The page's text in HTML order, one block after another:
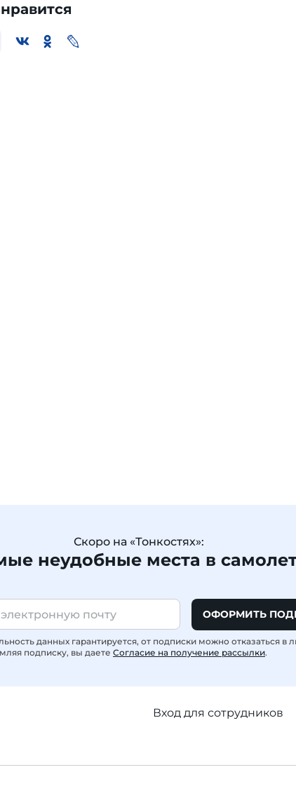
Скоро на «Тонкостях»:
неудобные места в
ОФОРМИТЬ
данных гарантируется, от подписки можно отказаться в
подписку, вы даете Согласие на получение рассылки.
Вход для сотрудников